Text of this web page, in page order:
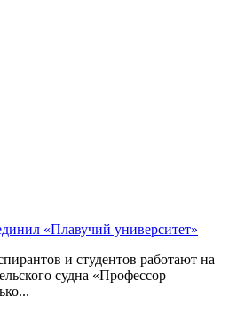
«Плавучий университет»
и студентов работают на
судна «Профессор